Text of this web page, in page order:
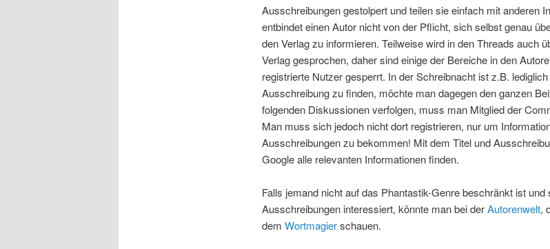
Ausschreibungen gestolpert und teilen sie einfach mit anderen
entbindet einen Autor nicht von der Pflicht, sich selbst genau
den Verlag zu informieren. Teilweise wird in den Threads auch
Verlag gesprochen, daher sind einige der Bereiche in den
registrierte Nutzer gesperrt. In der Schreibnacht ist z.B.
Ausschreibung zu finden, möchte man dagegen den ganzen
folgenden Diskussionen verfolgen, muss man Mitglied der
Man muss sich jedoch nicht dort registrieren, nur um
Ausschreibungen zu bekommen! Mit dem Titel und
Google alle relevanten Informationen finden.
Falls jemand nicht auf das Phantastik-Genre beschränkt ist und
Ausschreibungen interessiert, könnte man bei derAutorenwelt,
dem Wortmagierschauen.